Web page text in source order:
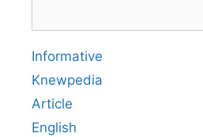
Informative
Knewpedia
Article
English